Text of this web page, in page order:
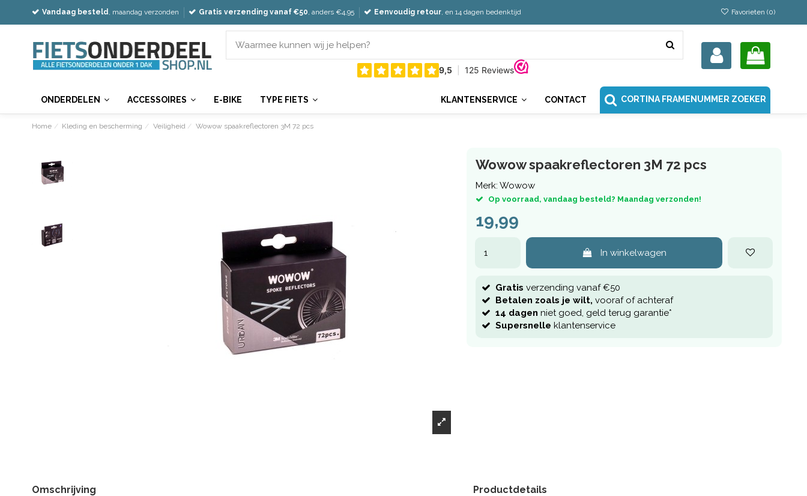
Vandaag besteld, maandag verzonden Gratis verzending vanaf €50, anders €4,95 Eenvoudig retour, en 14 dagen bedenktijd Favorieten (0)
ONDERDELEN ACCESSOIRES E-BIKE TYPE FIETS CORTINA FRAMENUMMER ZOEKER
CONTACT
KLANTENSERVICE
Home Kleding en bescherming Veiligheid Wowow spaakreflectoren 3M 72 pcs
Wowow spaakreflectoren 3M 72 pcs
Merk: Wowow
Op voorraad, vandaag besteld? Maandag verzonden!
19,99
In winkelwagen
Gratis verzending vanaf €50
Betalen zoals je wilt, vooraf of achteraf
14 dagen niet goed, geld terug garantie*
Supersnelle klantenservice
Omschrijving Productdetails